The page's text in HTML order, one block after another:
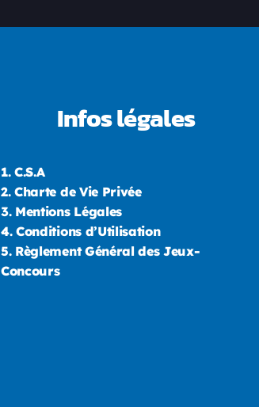
Infos légales
1. C.S.A
2. Charte de Vie Privée
3. Mentions Légales
4. Conditions d’Utilisation
5. Règlement Général des Jeux-
Concours